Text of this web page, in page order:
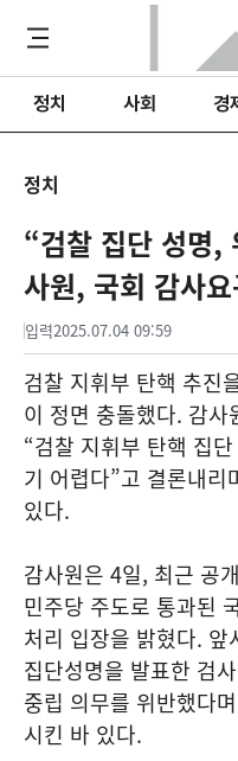
정치 사회 경
정치
“검찰 집단 성명
사원, 국회 감사
입력2025.07.04 09:59
검찰 지휘부 탄핵 추진
이 정면 충돌했다. 감
“검찰 지휘부 탄핵 집
기 어렵다”고 결론내
있다.
감사원은 4일, 최근 공
민주당 주도로 통과된
처리 입장을 밝혔다.
집단성명을 발표한 검
중립 의무를 위반했다
시킨 바 있다.